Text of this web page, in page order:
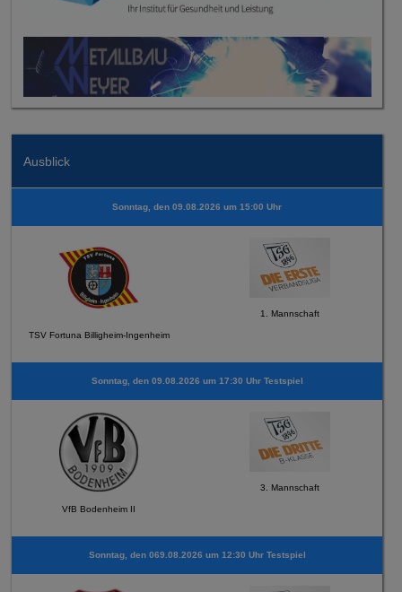
Ausblick
Sonntag, den 09.08.2026 um 15:00 Uhr
TSV Fortuna Billigheim-Ingenheim
1. Mannschaft
Sonntag, den 09.08.2026 um 17:30 Uhr Testspiel
VfB Bodenheim II
3. Mannschaft
Sonntag, den 069.08.2026 um 12:30 Uhr Testspiel